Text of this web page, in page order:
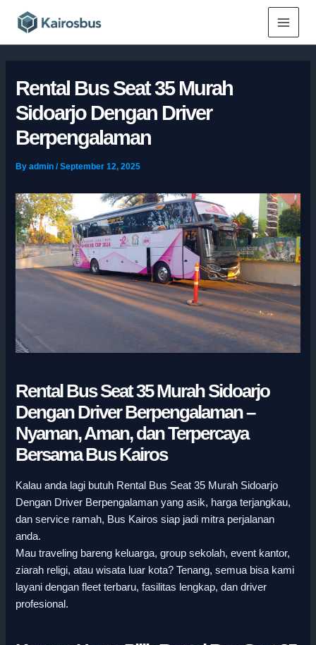
Main
Menu
Rental Bus Seat 35 Murah
Sidoarjo Dengan Driver
Berpengalaman
Byadmin/September 12, 2025
Rental Bus Seat 35 Murah Sidoarjo
Dengan Driver Berpengalaman –
Nyaman, Aman, dan Terpercaya
Bersama Bus Kairos
Kalau anda lagi butuh Rental Bus Seat 35 Murah Sidoarjo
Dengan Driver Berpengalaman yang asik, harga terjangkau,
dan service ramah, Bus Kairos siap jadi mitra perjalanan
anda.
Mau traveling bareng keluarga, group sekolah, event kantor,
ziarah religi, atau wisata luar kota? Tenang, semua bisa kami
layani dengan fleet terbaru, fasilitas lengkap, dan driver
profesional.